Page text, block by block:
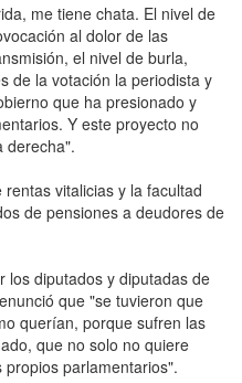
me tiene chata. El nivel de
al dolor de las
el nivel de burla,
de la votación la periodista y
que ha presionado y
Y este proyecto no
derecha".
vitalicias y la facultad
de pensiones a deudores de
los diputados y diputadas de
que "se tuvieron que
querían, porque sufren las
que no solo no quiere
parlamentarios".